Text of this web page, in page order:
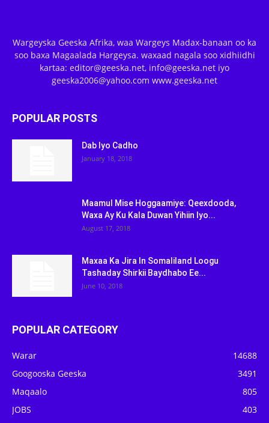
Wargeyska Geeska Afrika, waa Wargeys Madax-banaan oo ka
soo baxa Magaalada Hargeysa. waxaad nagala soo xidhiidhi
kartaa: editor@geeska.net, info@geeska.net iyo
geeska2006@yahoo.com www.geeska.net
POPULAR POSTS
Dab Iyo Cadho
January 18, 2018
Maamul Mise Hoggaamiye: Qeexdooda,
Waxa Ay Ku Kala Duwan Yihiin Iyo...
August 17, 2018
Maxaa Ka Jira In Somaliland Loogu
Tashaday Shirkii Baydhabo Ee...
June 10, 2018
POPULAR CATEGORY
Warar
14688
Googooska Geeska
3491
Maqaalo
805
JOBS
403